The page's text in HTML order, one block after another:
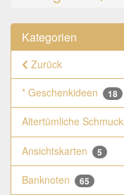
Kategorien
Zurück
* Geschenkideen
18
Altertümliche
Ansichtskarten 5
Banknoten 65